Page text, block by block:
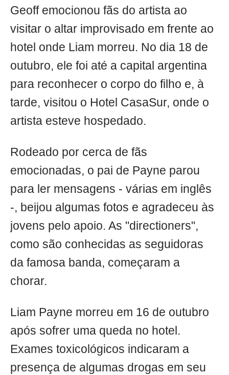
Geoff emocionou fãs do artista ao
visitar o altar improvisado em frente ao
hotel onde Liam morreu. No dia 18 de
outubro, ele foi até a capital argentina
para reconhecer o corpo do filho e, à
tarde, visitou o Hotel CasaSur, onde o
artista esteve hospedado.
Rodeado por cerca de fãs
emocionadas, o pai de Payne parou
para ler mensagens - várias em inglês
-, beijou algumas fotos e agradeceu às
jovens pelo apoio. As "directioners",
como são conhecidas as seguidoras
da famosa banda, começaram a
chorar.
Liam Payne morreu em 16 de outubro
após sofrer uma queda no hotel.
Exames toxicológicos indicaram a
presença de algumas drogas em seu